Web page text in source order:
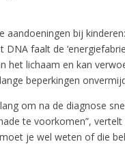
aandoeningen bij
faalt de
het lichaam en kan
beperkingen
om na de diagnose
te voorkomen”, vertelt
je wel weten of die